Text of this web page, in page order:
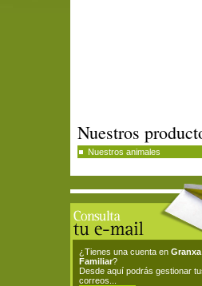
Nuestros
Nuestros animales
¿Tienes una cuenta en Granxa
Familiar?
Desde aquí podrás gestionar
correos...